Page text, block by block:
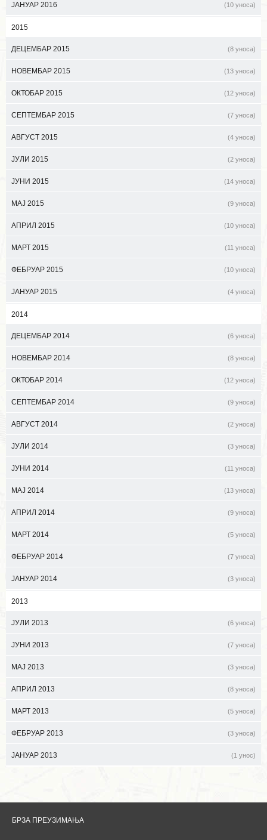
ЈАНУАР 2016 (10 уноса)
2015
ДЕЦЕМБАР 2015 (8 уноса)
НОВЕМБАР 2015 (13 уноса)
ОКТОБАР 2015 (12 уноса)
СЕПТЕМБАР 2015 (7 уноса)
АВГУСТ 2015 (4 уноса)
ЈУЛИ 2015 (2 уноса)
ЈУНИ 2015 (14 уноса)
МАЈ 2015 (9 уноса)
АПРИЛ 2015 (10 уноса)
МАРТ 2015 (11 уноса)
ФЕБРУАР 2015 (10 уноса)
ЈАНУАР 2015 (4 уноса)
2014
ДЕЦЕМБАР 2014 (6 уноса)
НОВЕМБАР 2014 (8 уноса)
ОКТОБАР 2014 (12 уноса)
СЕПТЕМБАР 2014 (9 уноса)
АВГУСТ 2014 (2 уноса)
ЈУЛИ 2014 (3 уноса)
ЈУНИ 2014 (11 уноса)
МАЈ 2014 (13 уноса)
АПРИЛ 2014 (9 уноса)
МАРТ 2014 (5 уноса)
ФЕБРУАР 2014 (7 уноса)
ЈАНУАР 2014 (3 уноса)
2013
ЈУЛИ 2013 (6 уноса)
ЈУНИ 2013 (7 уноса)
МАЈ 2013 (3 уноса)
АПРИЛ 2013 (8 уноса)
МАРТ 2013 (5 уноса)
ФЕБРУАР 2013 (3 уноса)
ЈАНУАР 2013 (1 унос)
БРЗА ПРЕУЗИМАЊА